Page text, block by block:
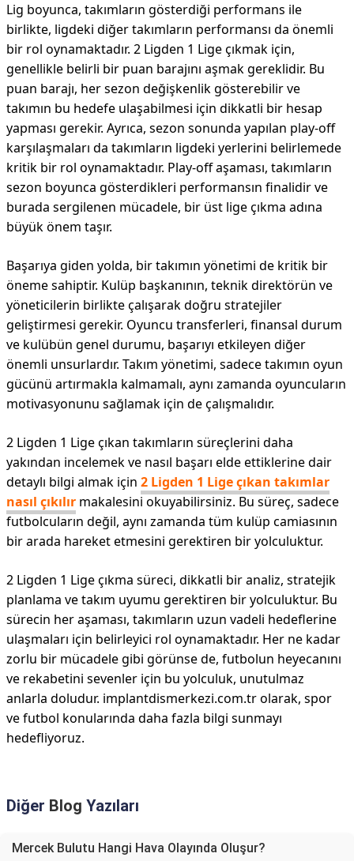
Lig boyunca, takımların gösterdiği performans ile
birlikte, ligdeki diğer takımların performansı da önemli
bir rol oynamaktadır. 2 Ligden 1 Lige çıkmak için,
genellikle belirli bir puan barajını aşmak gereklidir. Bu
puan barajı, her sezon değişkenlik gösterebilir ve
takımın bu hedefe ulaşabilmesi için dikkatli bir hesap
yapması gerekir. Ayrıca, sezon sonunda yapılan play-off
karşılaşmaları da takımların ligdeki yerlerini belirlemede
kritik bir rol oynamaktadır. Play-off aşaması, takımların
sezon boyunca gösterdikleri performansın finalidir ve
burada sergilenen mücadele, bir üst lige çıkma adına
büyük önem taşır.
Başarıya giden yolda, bir takımın yönetimi de kritik bir
öneme sahiptir. Kulüp başkanının, teknik direktörün ve
yöneticilerin birlikte çalışarak doğru stratejiler
geliştirmesi gerekir. Oyuncu transferleri, finansal durum
ve kulübün genel durumu, başarıyı etkileyen diğer
önemli unsurlardır. Takım yönetimi, sadece takımın oyun
gücünü artırmakla kalmamalı, aynı zamanda oyuncuların
motivasyonunu sağlamak için de çalışmalıdır.
2 Ligden 1 Lige çıkan takımların süreçlerini daha
yakından incelemek ve nasıl başarı elde ettiklerine dair
detaylı bilgi almak için 2 Ligden 1 Lige çıkan takımlar
nasıl çıkılır makalesini okuyabilirsiniz. Bu süreç, sadece
futbolcuların değil, aynı zamanda tüm kulüp camiasının
bir arada hareket etmesini gerektiren bir yolculuktur.
2 Ligden 1 Lige çıkma süreci, dikkatli bir analiz, stratejik
planlama ve takım uyumu gerektiren bir yolculuktur. Bu
sürecin her aşaması, takımların uzun vadeli hedeflerine
ulaşmaları için belirleyici rol oynamaktadır. Her ne kadar
zorlu bir mücadele gibi görünse de, futbolun heyecanını
ve rekabetini sevenler için bu yolculuk, unutulmaz
anlarla doludur. implantdismerkezi.com.tr olarak, spor
ve futbol konularında daha fazla bilgi sunmayı
hedefliyoruz.
Diğer Blog Yazıları
Mercek Bulutu Hangi Hava Olayında Oluşur?